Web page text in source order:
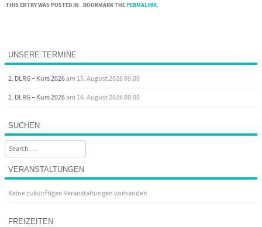
THIS ENTRY WAS POSTED IN . BOOKMARK THEPERMALINK.
Post navigation
UNSERE TERMINE
2. DLRG – Kurs 2026am 15. August 2026 09:00
2. DLRG – Kurs 2026am 16. August 2026 09:00
SUCHEN
Search
VERANSTALTUNGEN
Keine zukünftigen Veranstaltungen vorhanden
FREIZEITEN